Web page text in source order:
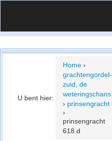
Vergelijk prijsposities - wijk
InfoU bent hier:
Home ›
grachtengordel-
zuid, de
weteringschans
› prinsengracht
›
prinsengracht
618 d